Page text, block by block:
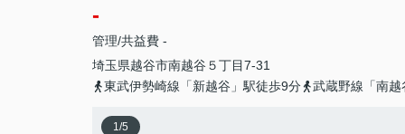
-
管理/共益費 -
埼玉県越谷市南越谷 ５丁目7-31
東武伊勢崎線「新越谷」駅徒歩9分
武蔵野線「南
1/5